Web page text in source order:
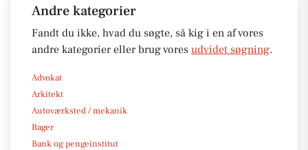
Andre kategorier
Fandt du ikke, hvad du søgte, så kig i en af vores
andre kategorier eller brug vores udvidet søgning.
Advokat
Arkitekt
Autoværksted / mekanik
Bager
Bank og pengeinstitut